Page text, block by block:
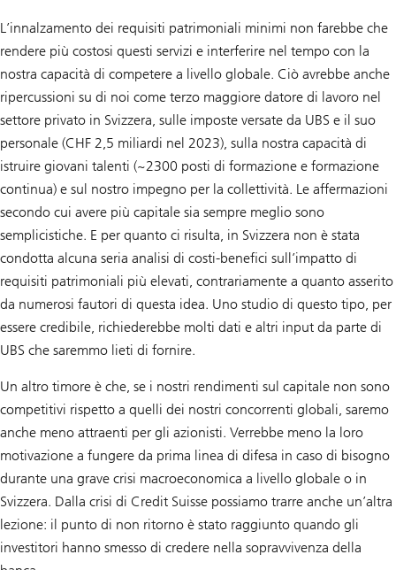
L’innalzamento dei requisiti patrimoniali minimi non farebbe che
rendere più costosi questi servizi e interferire nel tempo con la
nostra capacità di competere a livello globale. Ciò avrebbe anche
ripercussioni su di noi come terzo maggiore datore di lavoro nel
settore privato in Svizzera, sulle imposte versate da UBS e il suo
personale (CHF 2,5 miliardi nel 2023), sulla nostra capacità di
istruire giovani talenti (~2300 posti di formazione e formazione
continua) e sul nostro impegno per la collettività. Le affermazioni
secondo cui avere più capitale sia sempre meglio sono
semplicistiche. E per quanto ci risulta, in Svizzera non è stata
condotta alcuna seria analisi di costi-benefici sull’impatto di
requisiti patrimoniali più elevati, contrariamente a quanto asserito
da numerosi fautori di questa idea. Uno studio di questo tipo, per
essere credibile, richiederebbe molti dati e altri input da parte di
UBS che saremmo lieti di fornire.
Un altro timore è che, se i nostri rendimenti sul capitale non sono
competitivi rispetto a quelli dei nostri concorrenti globali, saremo
anche meno attraenti per gli azionisti. Verrebbe meno la loro
motivazione a fungere da prima linea di difesa in caso di bisogno
durante una grave crisi macroeconomica a livello globale o in
Svizzera. Dalla crisi di Credit Suisse possiamo trarre anche un’altra
lezione: il punto di non ritorno è stato raggiunto quando gli
investitori hanno smesso di credere nella sopravvivenza della